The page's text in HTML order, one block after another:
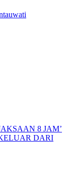
8 JAM’
DARI